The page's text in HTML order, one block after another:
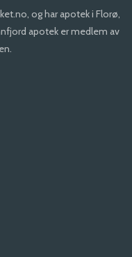
og har apotek i Florø,
apotek er medlem av